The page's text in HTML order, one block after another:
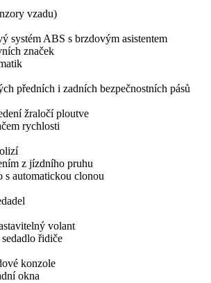
vzadu)
systém ABS s brzdovým asistentem
značek
předních i zadních bezpečnostních pásů
žraločí ploutve
rychlosti
z jízdního pruhu
s automatickou clonou
volant
řidiče
konzole
okna